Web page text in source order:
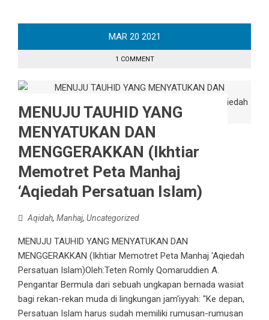
MAR 20 2021
1 COMMENT
MENUJU TAUHID YANG
MENYATUKAN DAN
MENGGERAKKAN (Ikhtiar
Memotret Peta Manhaj
‘Aqiedah Persatuan Islam)
Aqidah, Manhaj, Uncategorized
MENUJU TAUHID YANG MENYATUKAN DAN
MENGGERAKKAN (Ikhtiar Memotret Peta Manhaj 'Aqiedah
Persatuan Islam)Oleh:Teten Romly Qomaruddien A.
Pengantar Bermula dari sebuah ungkapan bernada wasiat
bagi rekan-rekan muda di lingkungan jam'iyyah: "Ke depan,
Persatuan Islam harus sudah memiliki rumusan-rumusan